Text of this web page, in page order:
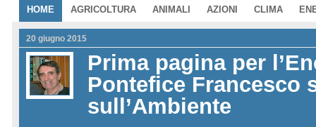
HOME AGRICOLTURA ANIMALI AZIONI CLIMA
20 giugno 2015
Prima pagina per
Pontefice Francesco
sull’Ambiente